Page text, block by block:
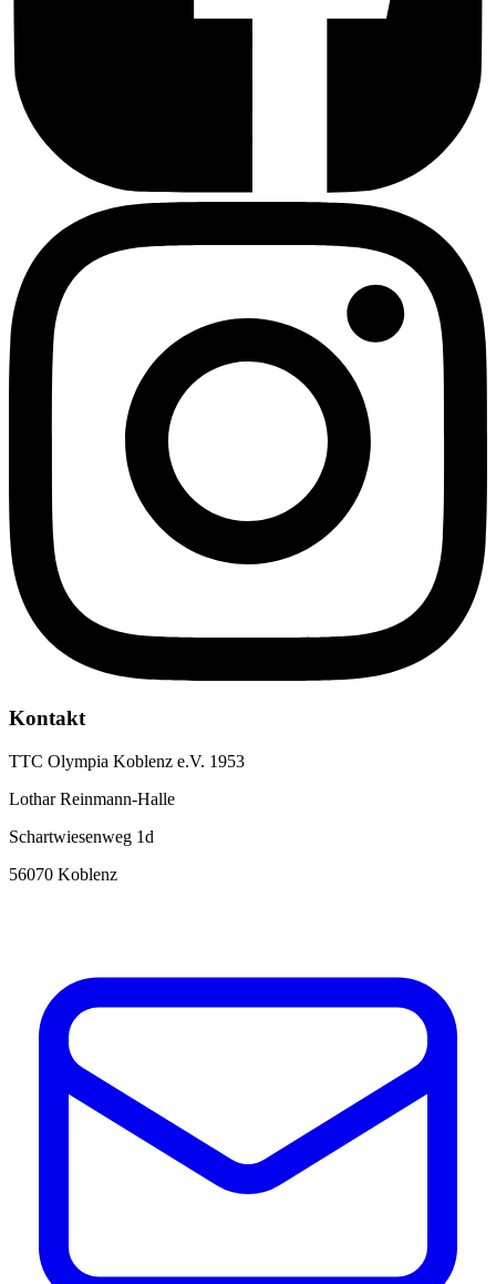
Kontakt
TTC Olympia Koblenz e.V. 1953
Lothar Reinmann-Halle
Schartwiesenweg 1d
56070 Koblenz